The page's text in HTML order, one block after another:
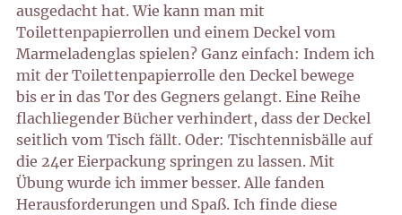
ausgedacht hat. Wie kann man mit
Toilettenpapierrollen und einem Deckel vom
Marmeladenglas spielen? Ganz einfach: Indem ich
mit der Toilettenpapierrolle den Deckel bewege
bis er in das Tor des Gegners gelangt. Eine Reihe
flachliegender Bücher verhindert, dass der Deckel
seitlich vom Tisch fällt. Oder: Tischtennisbälle auf
die 24er Eierpackung springen zu lassen. Mit
Übung wurde ich immer besser. Alle fanden
Herausforderungen und Spaß. Ich finde diese